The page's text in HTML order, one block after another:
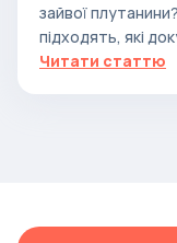
зайвої
підходять, які
Читати статтю